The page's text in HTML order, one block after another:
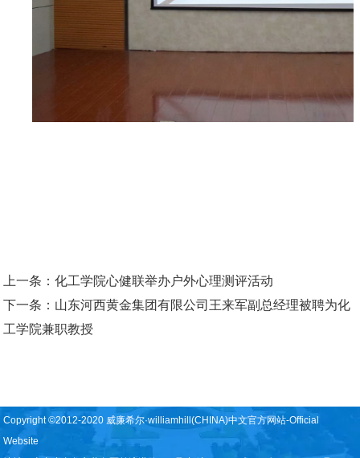
上一条：化工学院心健联举办户外心理测评活动
下一条： 山东河西黄金集团有限公司王来军副总经理被聘为化
工学院兼职教授
Copyright ©2012-2020 威廉希尔·williamhill(CHINA)中文官方网站-Official
Website